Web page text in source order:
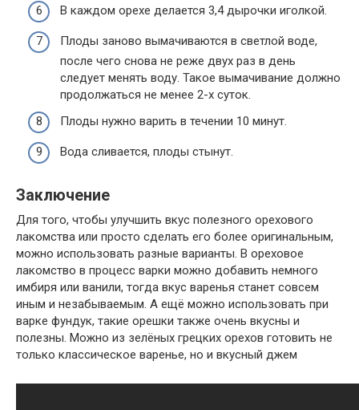
В каждом орехе делается 3,4 дырочки иголкой.
Плоды заново вымачиваются в светлой воде,
после чего снова не реже двух раз в день
следует менять воду. Такое вымачивание должно
продолжаться не менее 2-х суток.
Плоды нужно варить в течении 10 минут.
Вода сливается, плоды стынут.
Заключение
Для того, чтобы улучшить вкус полезного орехового
лакомства или просто сделать его более оригинальным,
можно использовать разные варианты. В ореховое
лакомство в процесс варки можно добавить немного
имбиря или ванили, тогда вкус варенья станет совсем
иным и незабываемым. А ещё можно использовать при
варке фундук, такие орешки также очень вкусны и
полезны. Можно из зелёных грецких орехов готовить не
только классическое варенье, но и вкусный джем